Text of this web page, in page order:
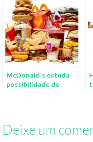
McDonald´s estuda
possibilidade de
Deixe um